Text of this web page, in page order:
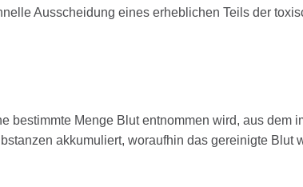
Ausscheidung eines erheblichen Teils der
bestimmte Menge Blut entnommen wird, aus dem
akkumuliert, woraufhin das gereinigte Blut